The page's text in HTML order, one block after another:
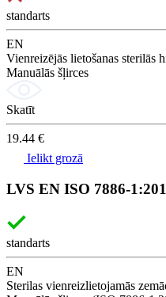
standarts
EN
Vienreizējās lietošanas sterilās
Manuālās šļirces
Skatīt
19.44 €
Ielikt grozā
LVS EN ISO 7886-
standarts
EN
Sterilas vienreizlietojamās